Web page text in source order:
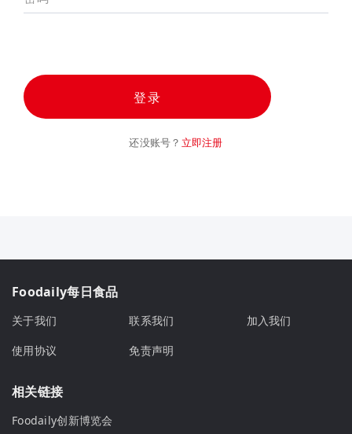
登录
还没账号？ 立即注册
Foodaily每日食品
关于我们 联系我们
加入我们
使用协议
免责声明
相关链接
Foodaily创新博览会